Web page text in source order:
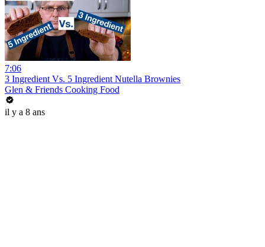
7:06
3 Ingredient Vs. 5 Ingredient Nutella Brownies
Glen & Friends Cooking Food
il y a 8 ans